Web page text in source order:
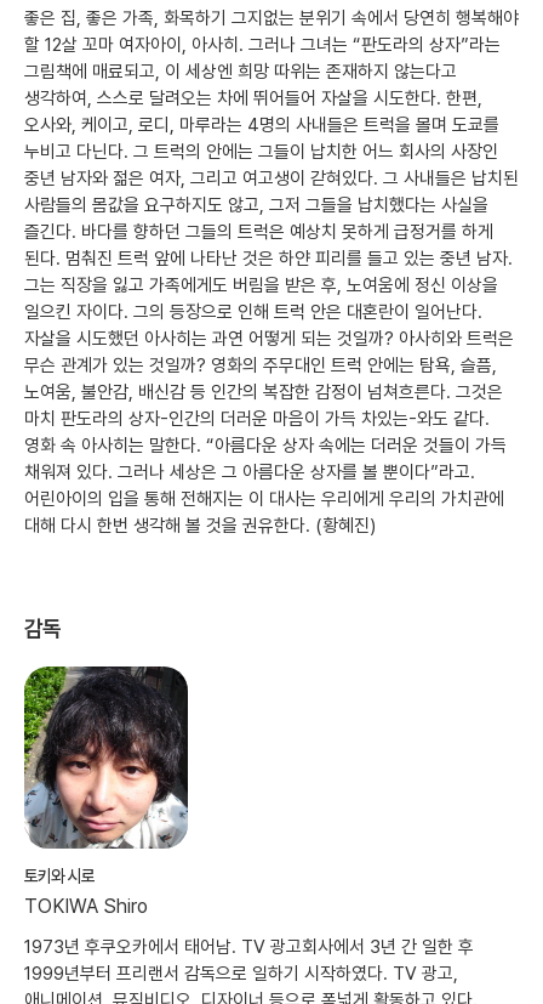
좋은 집, 좋은 가족, 화목하기 그지없는 분위기 속에서 당연히 행복해야
할 12살 꼬마 여자아이, 아사히. 그러나 그녀는 “판도라의 상자”라는
그림책에 매료되고, 이 세상엔 희망 따위는 존재하지 않는다고
생각하여, 스스로 달려오는 차에 뛰어들어 자살을 시도한다. 한편,
오사와, 케이고, 로디, 마루라는 4명의 사내들은 트럭을 몰며 도쿄를
누비고 다닌다. 그 트럭의 안에는 그들이 납치한 어느 회사의 사장인
중년 남자와 젊은 여자, 그리고 여고생이 갇혀있다. 그 사내들은 납치된
사람들의 몸값을 요구하지도 않고, 그저 그들을 납치했다는 사실을
즐긴다. 바다를 향하던 그들의 트럭은 예상치 못하게 급정거를 하게
된다. 멈춰진 트럭 앞에 나타난 것은 하얀 피리를 들고 있는 중년 남자.
그는 직장을 잃고 가족에게도 버림을 받은 후, 노여움에 정신 이상을
일으킨 자이다. 그의 등장으로 인해 트럭 안은 대혼란이 일어난다.
자살을 시도했던 아사히는 과연 어떻게 되는 것일까? 아사히와 트럭은
무슨 관계가 있는 것일까? 영화의 주무대인 트럭 안에는 탐욕, 슬픔,
노여움, 불안감, 배신감 등 인간의 복잡한 감정이 넘쳐흐른다. 그것은
마치 판도라의 상자-인간의 더러운 마음이 가득 차있는-와도 같다.
영화 속 아사히는 말한다. “아름다운 상자 속에는 더러운 것들이 가득
채워져 있다. 그러나 세상은 그 아름다운 상자를 볼 뿐이다”라고.
어린아이의 입을 통해 전해지는 이 대사는 우리에게 우리의 가치관에
대해 다시 한번 생각해 볼 것을 권유한다. (황혜진)
감독
토키와 시로
TOKIWA Shiro
1973년 후쿠오카에서 태어남. TV 광고회사에서 3년 간 일한 후
1999년부터 프리랜서 감독으로 일하기 시작하였다. TV 광고,